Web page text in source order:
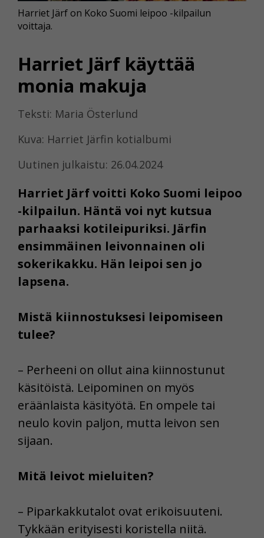
Harriet Järf käyttää
monia makuja
Teksti: Maria Österlund
Kuva: Harriet Järfin kotialbumi
Uutinen julkaistu: 26.04.2024
Harriet Järf voitti Koko Suomi leipoo
-kilpailun. Häntä voi nyt kutsua
parhaaksi kotileipuriksi. Järfin
ensimmäinen leivonnainen oli
sokerikakku. Hän leipoi sen jo
lapsena.
Harriet Järf on Koko Suomi leipoo -kilpailun
voittaja.
Mistä kiinnostuksesi leipomiseen
tulee?
– Perheeni on ollut aina kiinnostunut
käsitöistä. Leipominen on myös
eräänlaista käsityötä. En ompele tai
neulo kovin paljon, mutta leivon sen
sijaan.
Mitä leivot mieluiten?
– Piparkakkutalot ovat erikoisuuteni.
Tykkään erityisesti koristella niitä.